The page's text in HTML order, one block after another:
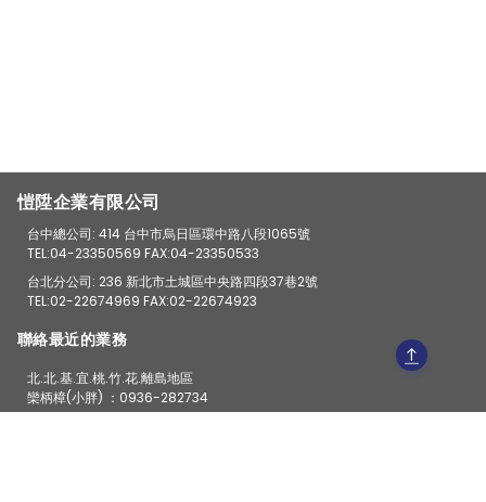
愷陞企業有限公司
台中總公司: 414 台中市烏日區環中路八段1065號
TEL:04-23350569 FAX:04-23350533
台北分公司: 236 新北市土城區中央路四段37巷2號
TEL:02-22674969 FAX:02-22674923
聯絡最近的業務
北.北.基.宜.桃.竹.花.離島地區
欒柄樟(小胖) ：0936-282734
Line ：0936282734